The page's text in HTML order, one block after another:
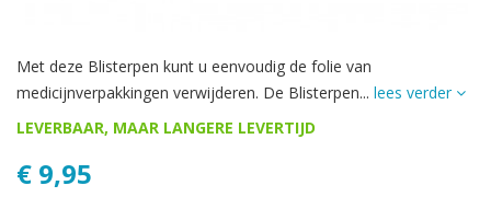
Met deze Blisterpen kunt u eenvoudig de folie van
medicijnverpakkingen verwijderen. De Blisterpen... lees verder
LEVERBAAR, MAAR LANGERE LEVERTIJD
€ 9,95